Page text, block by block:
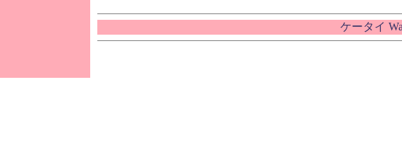
ケータイ